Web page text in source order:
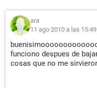
ara
11 ago 2010 a las 15:49
funciono despues de
cosas que no me